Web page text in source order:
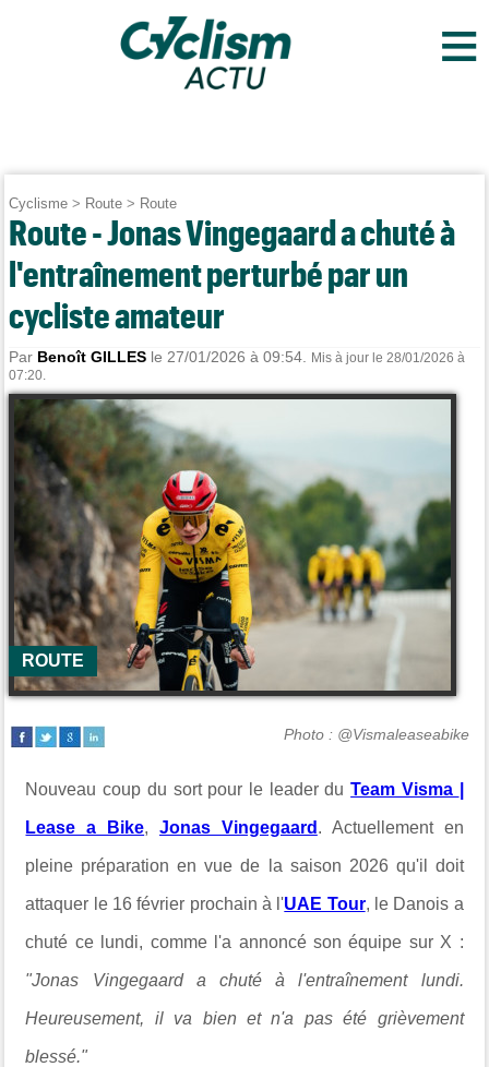
≡
Cyclisme > Route > Route
Route - Jonas Vingegaard a chuté à
l'entraînement perturbé par un
cycliste amateur
Par Benoît GILLES le 27/01/2026 à 09:54.
Mis à jour le 28/01/2026 à
07:20.
ROUTE
Photo : @Vismaleaseabike
Nouveau coup du sort pour le leader duTeam Visma
Lease a Bike,Jonas Vingegaard . Actuellement en
pleine préparation en vue de la saison 2026 qu'il doit
attaquer le 16 février prochain à l'UAE Tour, le Danois a
chuté ce lundi, comme l'a annoncé son équipe sur X :
"Jonas Vingegaard a chuté à l'entraînement lundi.
Heureusement, il va bien et n'a pas été grièvement
blessé."